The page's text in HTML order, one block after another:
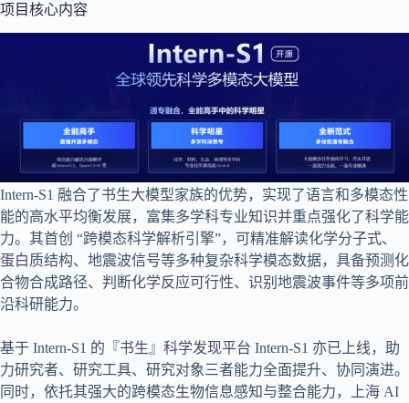
项目核心内容
Intern-S1 融合了书生大模型家族的优势，实现了语言和多模态性
能的高水平均衡发展，富集多学科专业知识并重点强化了科学能
力。其首创 “跨模态科学解析引擎”，可精准解读化学分子式、
蛋白质结构、地震波信号等多种复杂科学模态数据，具备预测化
合物合成路径、判断化学反应可行性、识别地震波事件等多项前
沿科研能力。
基于 Intern-S1 的『书生』科学发现平台 Intern-S1 亦已上线，助
力研究者、研究工具、研究对象三者能力全面提升、协同演进。
同时，依托其强大的跨模态生物信息感知与整合能力，上海 AI